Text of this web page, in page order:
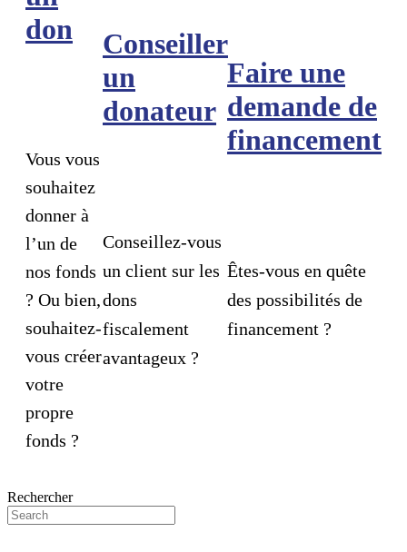
don
Vous vous
souhaitez
donner à
l’un de
nos fonds
? Ou bien,
souhaitez-
vous créer
votre
propre
fonds ?
Conseiller
un
donateur
Conseillez-vous
un client sur les
dons
fiscalement
avantageux ?
Faire une
demande de
financement
Êtes-vous en quête
des possibilités de
financement ?
Rechercher